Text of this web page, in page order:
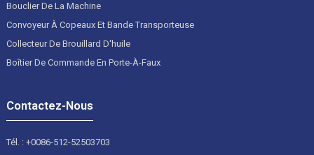
Bouclier De La Machine
Convoyeur À Copeaux Et Bande Transporteuse
Collecteur De Brouillard D'huile
Boîtier De Commande En Porte-À-Faux
Contactez-Nous
Tél. : +0086-512-52503703